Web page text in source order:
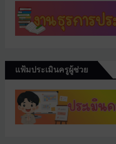
แฟ้มประเมินครูผู้ช่วย